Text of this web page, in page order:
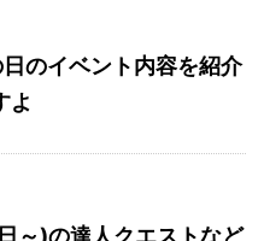
のイベント内容を紹介
よ
～)の達人クエストなど